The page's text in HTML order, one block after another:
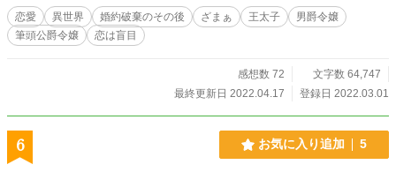
処置であった。 婚約破棄を宣言した王太子達のその後は、彼らが思い描いてい
たバラ色の人生ではなかった。 後悔、悲しみ、憎悪、果てしない負の連鎖の果
てに、彼らが手にしたものとは。 「小説家になろう」「カクヨム」「ノベル
恋愛 異世界 婚約破棄のその後 ざまぁ 王太子
男爵令嬢
筆頭公爵令嬢
恋は盲目
感想数 72
文字数 64,747
最終更新日 2022.04.17
登録日 2022.03.01
6 お気に入り追加 5